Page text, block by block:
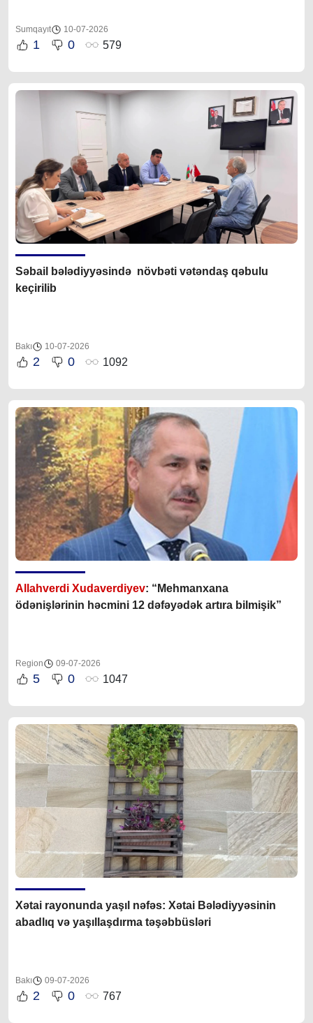
Sumqayıt 10-07-2026
1 0 579
Səbail bələdiyyəsində növbəti vətəndaş qəbulu
keçirilib
Bakı 10-07-2026
2 0 1092
Allahverdi Xudaverdiyev: “Mehmanxana
ödənişlərinin həcmini 12 dəfəyədək artıra bilmişik”
Region 09-07-2026
5 0 1047
Xətai rayonunda yaşıl nəfəs: Xətai Bələdiyyəsinin
abadlıq və yaşıllaşdırma təşəbbüsləri
Bakı 09-07-2026
2 0 767